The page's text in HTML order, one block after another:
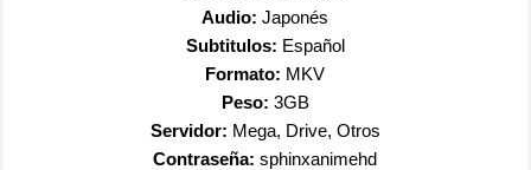
Audio: Japonés
Subtitulos: Español
Formato: MKV
Peso: 3GB
Servidor: Mega, Drive, Otros
Contraseña: sphinxanimehd